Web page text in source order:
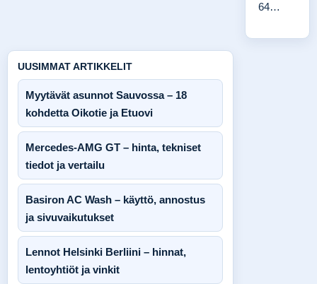
64…
UUSIMMAT ARTIKKELIT
Myytävät asunnot Sauvossa – 18
kohdetta Oikotie ja Etuovi
Mercedes-AMG GT – hinta, tekniset
tiedot ja vertailu
Basiron AC Wash – käyttö, annostus
ja sivuvaikutukset
Lennot Helsinki Berliini – hinnat,
lentoyhtiöt ja vinkit